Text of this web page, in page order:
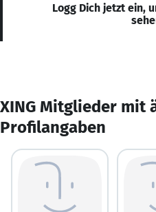
Logg Dich jetzt ein,
XING Mitglieder mit
Profilangaben